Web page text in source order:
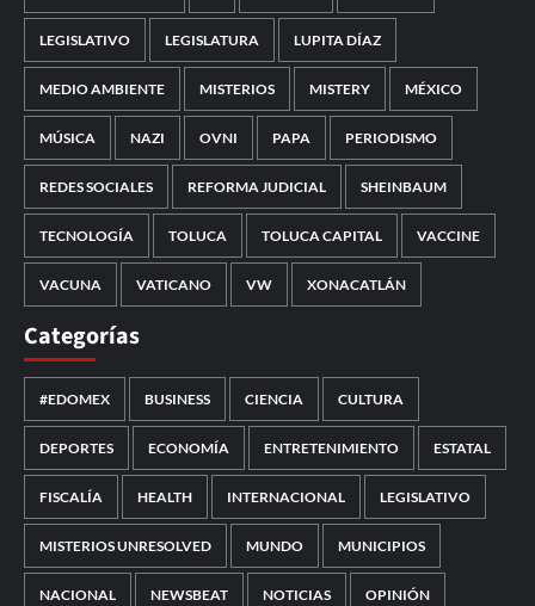
LEGISLATIVO LEGISLATURA LUPITA DÍAZ
MEDIO AMBIENTE MISTERIOS MISTERY MÉXICO
MÚSICA NAZI OVNI PAPA PERIODISMO
REDES SOCIALES REFORMA JUDICIAL SHEINBAUM
TECNOLOGÍA TOLUCA TOLUCA CAPITAL VACCINE
VACUNA VATICANO VW XONACATLÁN
Categorías
#EDOMEX BUSINESS CIENCIA CULTURA
DEPORTES ECONOMÍA ENTRETENIMIENTO ESTATAL
FISCALÍA HEALTH INTERNACIONAL LEGISLATIVO
MISTERIOS UNRESOLVED MUNDO MUNICIPIOS
NACIONAL NEWSBEAT NOTICIAS OPINIÓN